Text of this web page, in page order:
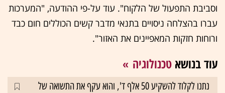
וסביבת התפעול של הלקוח". עוד על-פי ההודעה, "המערכות
עברו בהצלחה ניסויים בתנאי מדבר קשים הכוללים חום כבד
ורוחות חזקות המאפיינים את האזור".
עוד בנושא טכנולוגיה
נתנו לקלוד להשקיע 50 אלף ד', והוא עקף את התשואה של